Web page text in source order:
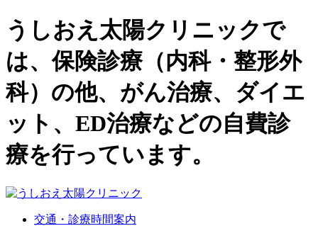
うしおえ太陽クリニックで
は、保険診療（内科・整形外
科）の他、がん治療、ダイエ
ット、ED治療などの自費診
療を行っています。
交通・診療時間案内